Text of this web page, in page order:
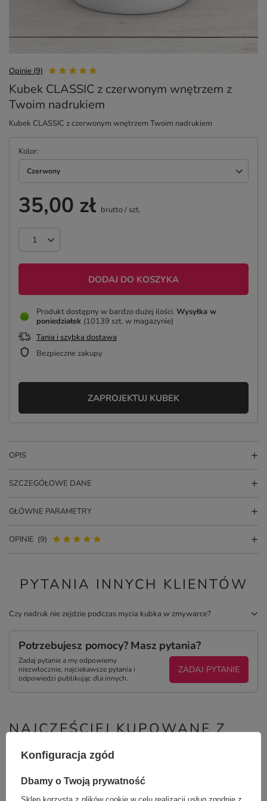
Opinie (9)
Kubek CLASSIC z czerwonym wnętrzem z
Twoim nadrukiem
Kubek CLASSIC z czerwonym wnętrzem Twoim nadrukiem
Kolor
Czerwony
35,00 zł brutto/ szt.
DODAJ DO KOSZYKA
Produkt dostępny w bardzo dużej ilości Wysyłka w
poniedziałek (10139 szt. w magazynie)
Tania i szybka dostawa
Bezpieczne zakupy
ZAPROJEKTUJ KUBEK
OPIS
SZCZEGÓŁOWE DANE
GŁÓWNE PARAMETRY
OPINIE (9)
PYTANIA INNYCH KLIENTÓW
Czy nadruk nie zejdzie podczas mycia kubka w zmywarce?
Potrzebujesz pomocy? Masz pytania?
Zadaj pytanie a my odpowiemy
niezwłocznie, najciekawsze pytania i
odpowiedzi publikując dla innych.
ZADAJ PYTANIE
NAJCZĘŚCIEJ KUPOWANE Z
Konfiguracja zgód
Dbamy o Twoją prywatność